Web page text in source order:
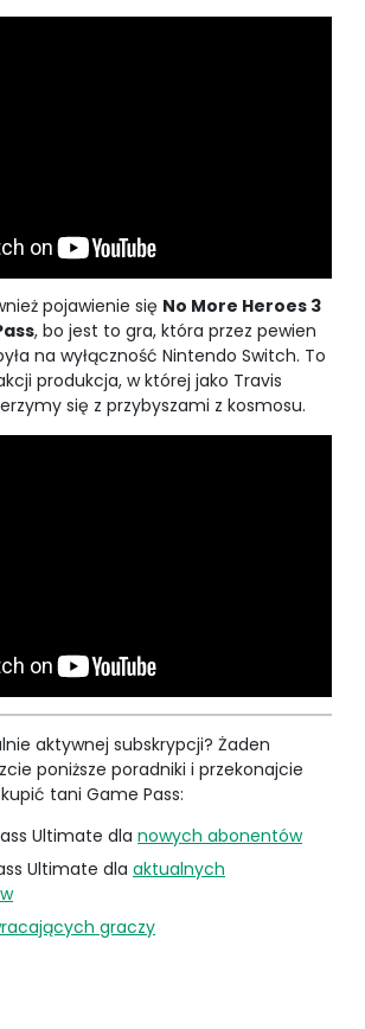
pojawienie się No More Heroes 3
, bo jest to gra, która przez pewien
na wyłączność Nintendo Switch. To
produkcja, w której jako Travis
się z przybyszami z kosmosu.
aktywnej subskrypcji? Żaden
poniższe poradniki i przekonajcie
tani Game Pass:
Ultimate dla nowych abonentów
Ultimate dla aktualnych
graczy